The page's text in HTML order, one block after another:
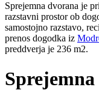
Sprejemna dvorana je
razstavni prostor ob
samostojno razstavo,
prenos dogodka iz
preddverja je 236 m2.